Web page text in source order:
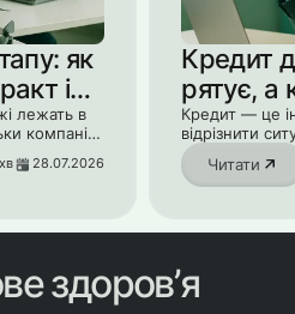
як
і
лежать в
компанія
хв 28.07.2026
Кредит
рятує, а
Кредит — це
відрізнити
тієї, де вона
Читати
здоровʼя